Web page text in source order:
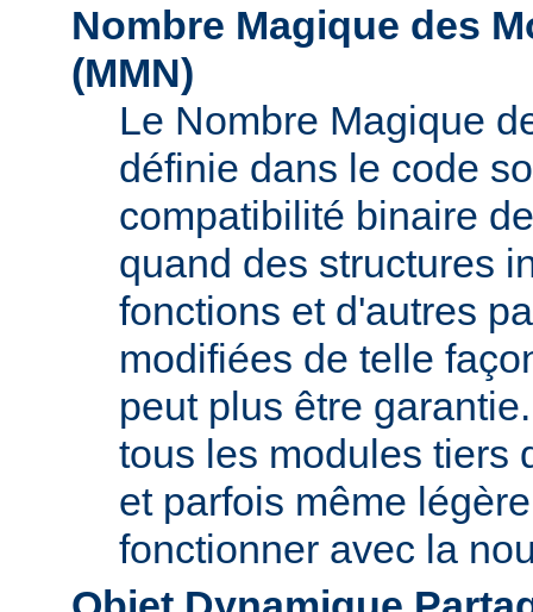
Nombre Magique des
(MMN)
Le Nombre Magique
définie dans le code
compatibilité binaire
quand des structures
fonctions et d'autres
modifiées de telle
peut plus être
tous les modules tiers
et parfois même
fonctionner avec la